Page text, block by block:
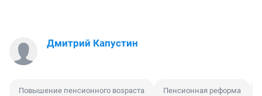
Дмитрий Капустин
Повышение пенсионного возраста Пенсионная реформа